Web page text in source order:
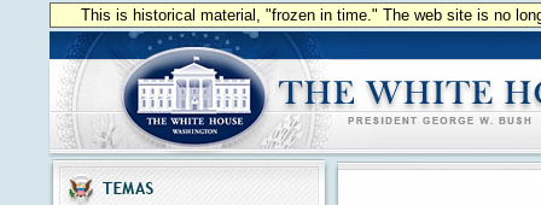
This is historical material, "frozen in time." The web site is no